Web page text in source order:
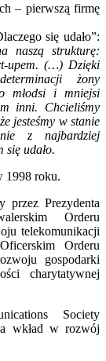
– pierwszą firmę
się udało”:
naszą strukturę:
upem. (…) Dzięki
żony
młodsi i mniejsi
inni. Chcieliśmy
jesteśmy w stanie
z najbardziej
się udało.
1998 roku.
przez Prezydenta
Orderu
telekomunikacji
Orderu
gospodarki
charytatywnej
Society
wkład w rozwój